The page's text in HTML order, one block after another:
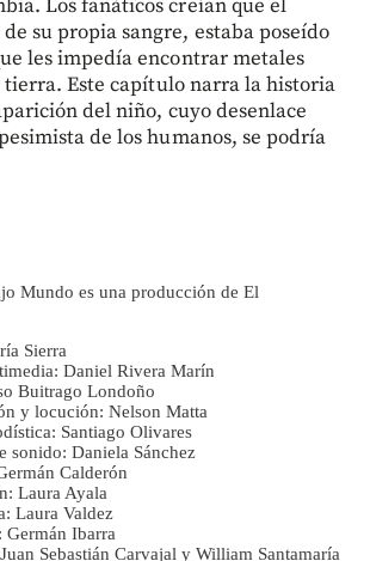
Los fanáticos creían que el
su propia sangre, estaba poseído
les impedía encontrar metales
tierra. Este capítulo narra la historia
del niño, cuyo desenlace
de los humanos, se podría
Mundo es una producción de El
Sierra
Daniel Rivera Marín
Buitrago Londoño
y locución: Nelson Matta
Santiago Olivares
sonido: Daniela Sánchez
Calderón
Laura Ayala
Laura Valdez
Germán Ibarra
Sebastián Carvajal y William Santamaría